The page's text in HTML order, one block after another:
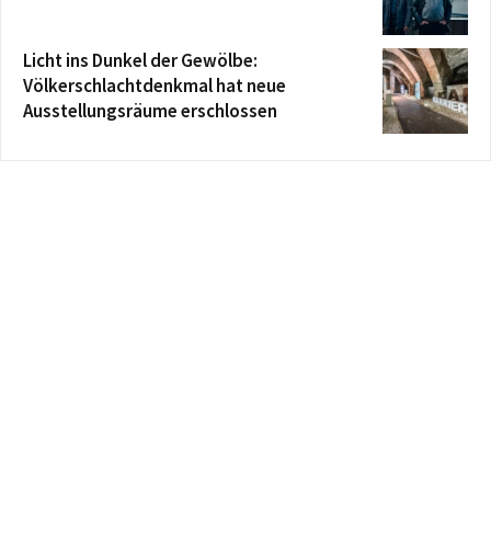
Licht ins Dunkel der Gewölbe:
Völkerschlachtdenkmal hat neue
Ausstellungsräume erschlossen